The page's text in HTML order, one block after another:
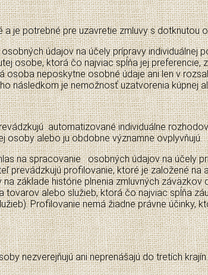
potrebné pre uzavretie zmluvy s dotknutou
údajov na účely prípravy individuálnej
osobe, ktorá čo najviac spĺňa jej preferencie,
neposkytne osobné údaje ani len v
následkom je nemožnosť uzatvorenia kúpnej
automatizované individuálne
osoby alebo ju obdobne významne ovplyvňujú.
na spracovanie osobných údajov na účely
prevádzkujú profilovanie, ktoré je založené
základe histórie plnenia zmluvných
alebo služieb, ktorá čo najviac spĺňa
Profilovanie nemá žiadne právne
nezverejňujú ani neprenášajú do tretích